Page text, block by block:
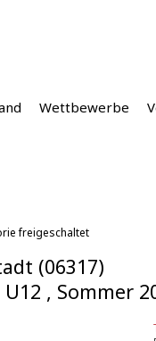
Wettbewerbe
freigeschaltet
(06317)
, Sommer